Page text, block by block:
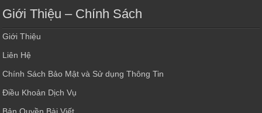
Giới Thiệu – Chính Sách
Giới Thiệu
Liên Hệ
Chính Sách Bảo Mật và Sử dụng Thông Tin
Điều Khoản Dịch Vụ